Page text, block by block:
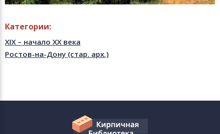
Категории:
XIX – начало XX века
Ростов-на-Дону (стар. арх.)